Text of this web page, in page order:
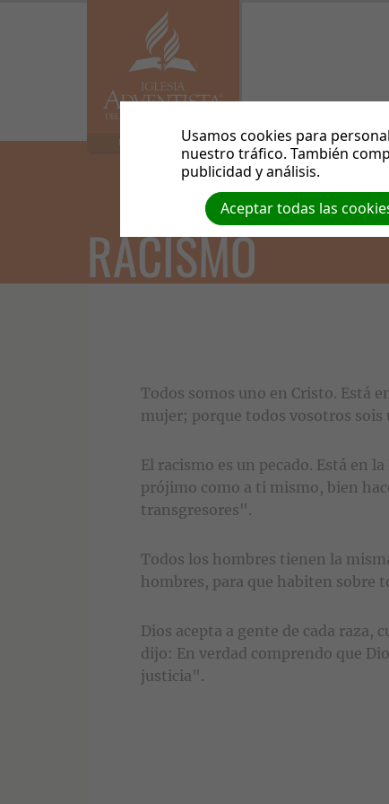
MISIONERA DE PAZ
RACISMO
Todos somos uno en Cristo. Está
mujer; porque todos vosotros sois
El racismo es un pecado. Está en
prójimo como a ti mismo, bien
transgresores".
Todos los hombres tienen la
hombres, para que habiten sobre
Dios acepta a gente de cada raza,
dijo: En verdad comprendo que
justicia".
Usamos cookies para
nuestro tráfico. También
publicidad y análisis.
Aceptar todas las